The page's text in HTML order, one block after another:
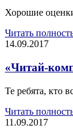
Хорошие
Читать
14.09.2017
«Читай-
Те ребята, кто
Читать
11.09.2017